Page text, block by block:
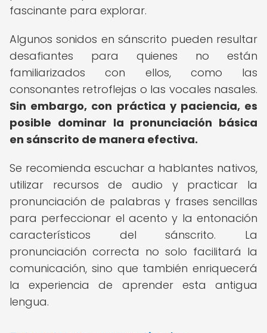
fascinante para explorar.
Algunos sonidos en sánscrito pueden resultar
desafiantes para quienes no están
familiarizados con ellos, como las
consonantes retroflejas o las vocales nasales.
Sin embargo, con práctica y paciencia, es
posible dominar la pronunciación básica
en sánscrito de manera efectiva.
Se recomienda escuchar a hablantes nativos,
utilizar recursos de audio y practicar la
pronunciación de palabras y frases sencillas
para perfeccionar el acento y la entonación
característicos del sánscrito. La
pronunciación correcta no solo facilitará la
comunicación, sino que también enriquecerá
la experiencia de aprender esta antigua
lengua.